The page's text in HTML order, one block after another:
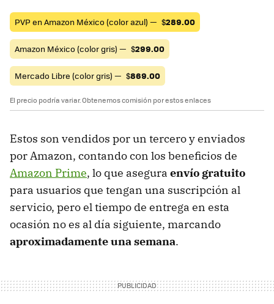
PVP en Amazon México (color azul) — $289.00
Amazon México (color gris) — $299.00
Mercado Libre (color gris) — $869.00
El precio podría variar. Obtenemos comisión por estos enlaces
Estos son vendidos por un tercero y enviados
por Amazon, contando con los beneficios de
Amazon Prime, lo que asegura envío gratuito
para usuarios que tengan una suscripción al
servicio, pero el tiempo de entrega en esta
ocasión no es al día siguiente, marcando
aproximadamente una semana.